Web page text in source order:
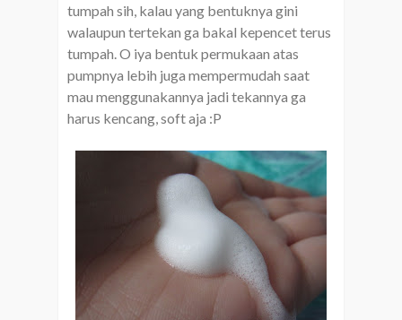
tumpah sih, kalau yang bentuknya gini
walaupun tertekan ga bakal kepencet terus
tumpah. O iya bentuk permukaan atas
pumpnya lebih juga mempermudah saat
mau menggunakannya jadi tekannya ga
harus kencang, soft aja :P